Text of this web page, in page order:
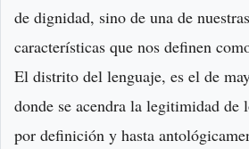
de dignidad, sino de una de
características que nos definen
El distrito del lenguaje, es el de
donde se acendra la legitimidad de
por definición y hasta